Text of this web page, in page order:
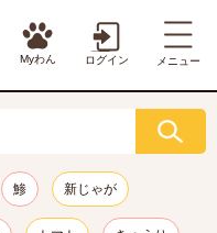
Myわん ログイン メニュー
鯵 新じゃが